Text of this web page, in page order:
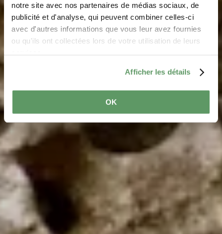
notre site avec nos partenaires de médias sociaux, de
publicité et d'analyse, qui peuvent combiner celles-ci
avec d'autres informations que vous leur avez fournies
ou qu'ils ont collectées lors de votre utilisation de leurs
Afficher les détails
OK
Sentier local - N2